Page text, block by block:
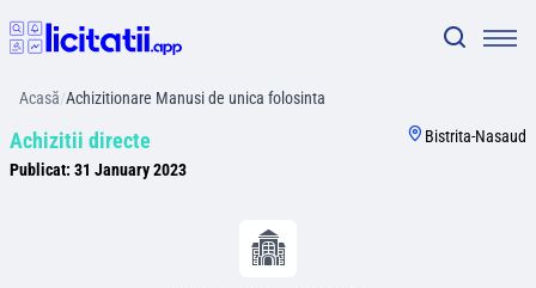
Acasă/Achizitionare Manusi de unica folosinta
Achizitii directe
Publicat: 31 January 2023
Bistrita-Nasaud